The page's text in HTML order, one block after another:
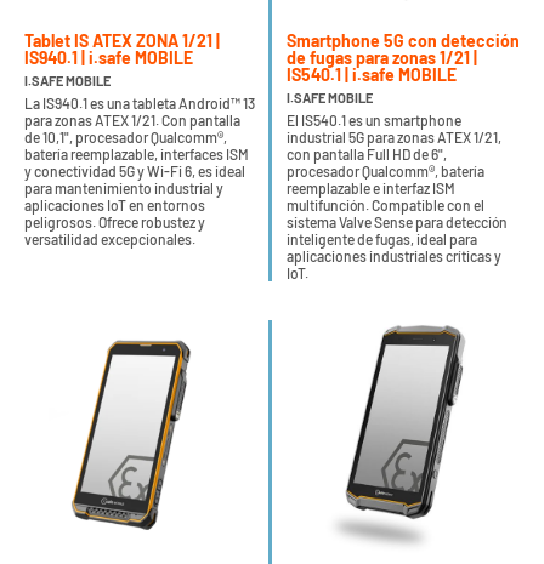
Tablet IS ATEX ZONA 1/21 |
IS940.1 | i.safe MOBILE
I.SAFE MOBILE
La IS940.1 es una tableta Android™ 13
para zonas ATEX 1/21. Con pantalla
de 10,1", procesador Qualcomm®,
batería reemplazable, interfaces ISM
y conectividad 5G y Wi-Fi 6, es ideal
para mantenimiento industrial y
aplicaciones IoT en entornos
peligrosos. Ofrece robustez y
versatilidad excepcionales.
Smartphone 5G con detección
de fugas para zonas 1/21 |
IS540.1 | i.safe MOBILE
I.SAFE MOBILE
El IS540.1 es un smartphone
industrial 5G para zonas ATEX 1/21,
con pantalla Full HD de 6",
procesador Qualcomm®, batería
reemplazable e interfaz ISM
multifunción. Compatible con el
sistema Valve Sense para detección
inteligente de fugas, ideal para
aplicaciones industriales críticas y
IoT.